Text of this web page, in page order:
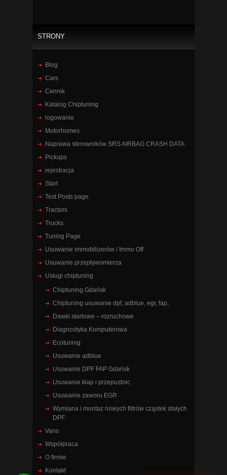
STRONY
Blog
Cars
Cennik
Katalog Chiptuning
logowanie
Motorhomes
Naprawa sterowników SRS AIRBAG CRASH DATA
Pickups
rejestracja
Start
Test Posts page
Tractors
Trucks
Tuning Page
Usuwanie immobilizerów / Immo Off
Usuwanie przepływomierza
Usługi chiptuning
Chiptuning Gdańsk
Chiptuning usuwanie dpf, adblue, egr, fap,
Dawki startowe – rozruchowe
Diagnostyka Komputerowa
Ecotuning
Usuwanie adblue
Usuwanie DPF FAP Gdańsk
Usuwanie klap i przepustnic
Usuwanie zaworu EGR
Wymiana i montaz nowych filtrów cząstek stałych
DPF
Vans
Współpraca
O firmie
Kontakt